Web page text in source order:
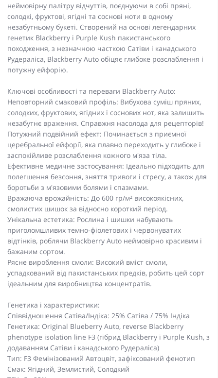
неймовірну палітру відчуттів, поєднуючи в собі пряні,
солодкі, фруктові, ягідні та соснові ноти в одному
незабутньому букеті. Створений на основі легендарних
генетик Blackberry і Purple Kush пакистанського
походження, з незначною часткою Сатіви і канадського
Рудераліса, Blackberry Auto обіцяє глибоке розслаблення і
потужну ейфорію.
Ключові особливості та переваги Blackberry Auto:
Неповторний смаковий профіль: Вибухова суміш пряних,
солодких, фруктових, ягідних і соснових нот, яка залишить
незабутнє враження. Справжня насолода для рецепторів!
Потужний подвійний ефект: Починається з приємної
церебральної ейфорії, яка плавно переходить у глибоке і
заспокійливе розслаблення кожного м'яза тіла.
Ефективне медичне застосування: Ідеально підходить для
полегшення безсоння, зняття тривоги і стресу, а також для
боротьби з м'язовими болями і спазмами.
Вражаюча врожайність: До 600 гр/м² високоякісних,
смолистих шишок за відносно короткий період.
Унікальна естетика: Рослина і шишки набувають
приголомшливих темно-фіолетових і червонуватих
відтінків, роблячи Blackberry Auto неймовірно красивим і
бажаним сортом.
Рясне вироблення смоли: Високий вміст смоли,
успадкований від пакистанських предків, робить цей сорт
ідеальним для виробництва концентратів.
Генетика і характеристики:
Співвідношення Сатіва/Індіка: 25% Сатіва / 75% Індіка
Генетика: Original Blueberry Auto, reverse Blackberry
phenotype isolation line F3 (гібрид Blackberry і Purple Kush, з
додаванням Сатіви і канадського Рудераліса)
Тип: F3 Фемінізований Автоцвіт, зафіксований фенотип
Смак: Ягідний, Землистий, Солодкий